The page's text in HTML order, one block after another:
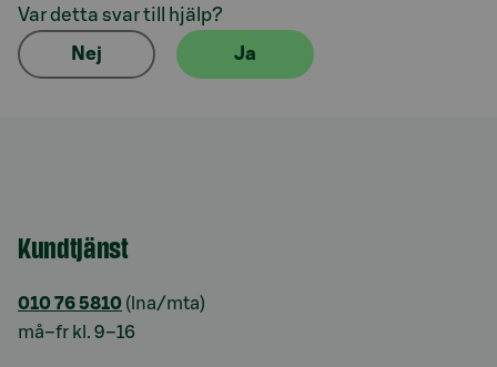
Var detta svar till hjälp?
Nej Ja
Kundtjänst
010 76 5810 (lna/mta)
må–fr kl. 9–16